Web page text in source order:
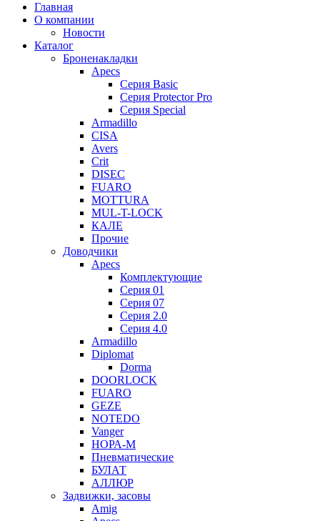
Главная
О компании
Новости
Каталог
Броненакладки
Apecs
Серия Basic
Серия Protector Pro
Серия Special
Armadillo
CISA
Avers
Crit
DISEC
FUARO
MOTTURA
MUL-T-LOCK
КАЛЕ
Прочие
Доводчики
Apecs
Комплектующие
Серия 01
Серия 07
Серия 2.0
Серия 4.0
Armadillo
Diplomat
Dorma
DOORLOCK
FUARO
GEZE
NOTEDO
Vanger
НОРА-М
Пневматические
БУЛАТ
АЛЛЮР
Задвижки, засовы
Amig